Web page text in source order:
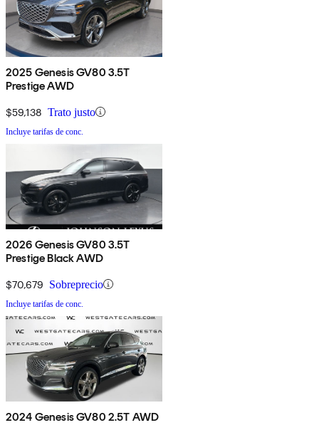
2025 Genesis GV80 3.5T
Prestige AWD
$59,138 Trato justo
Incluye tarifas de conc.
2026 Genesis GV80 3.5T
Prestige Black AWD
$70,679 Sobreprecio
Incluye tarifas de conc.
2024 Genesis GV80 2.5T AWD